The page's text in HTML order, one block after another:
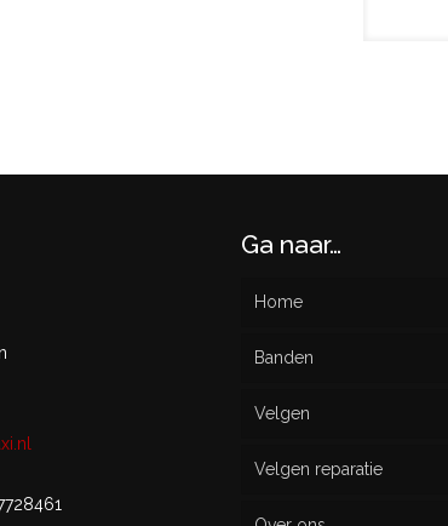
Ga naar…
Home
Banden
Nieuw
Gebruikt
Velgen
Velgen reparatie